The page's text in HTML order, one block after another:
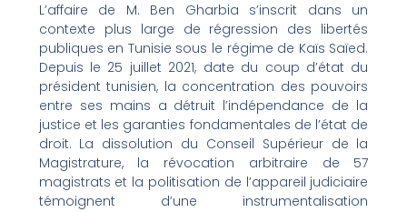
L’affaire de M. Ben Gharbia s’inscrit dans un
contexte plus large de régression des libertés
publiques en Tunisie sous le régime de Kaïs Saïed.
Depuis le 25 juillet 2021, date du coup d’état du
président tunisien, la concentration des pouvoirs
entre ses mains a détruit l’indépendance de la
justice et les garanties fondamentales de l’état de
droit. La dissolution du Conseil Supérieur de la
Magistrature, la révocation arbitraire de 57
magistrats et la politisation de l’appareil judiciaire
témoignent d’une instrumentalisation